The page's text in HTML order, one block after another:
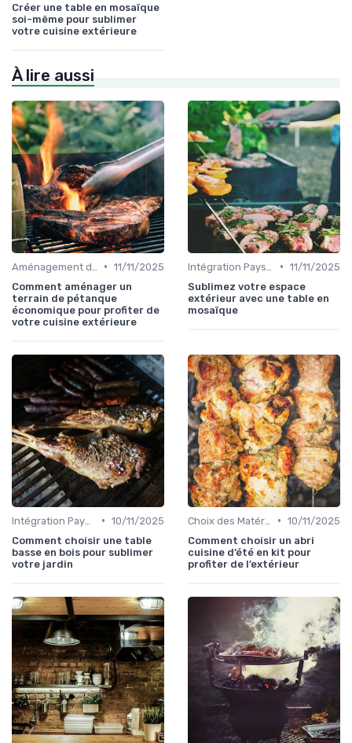
Créer une table en mosaïque
soi-même pour sublimer
votre cuisine extérieure
À lire aussi
• 11/11/2025
Comment aménager un
terrain de pétanque
économique pour profiter de
votre cuisine extérieure
• 11/11/2025
Sublimez votre espace
extérieur avec une table en
mosaïque
• 10/11/2025
Comment choisir une table
basse en bois pour sublimer
votre jardin
• 10/11/2025
Comment choisir un abri
cuisine d’été en kit pour
profiter de l’extérieur